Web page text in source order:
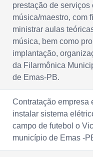
prestação de serviços
música/maestro, com
ministrar aulas teóricas
música, bem como
implantação,
da Filarmônica
de Emas-PB.
Contratação empresa
instalar sistema
campo de futebol o
município de Emas -PB